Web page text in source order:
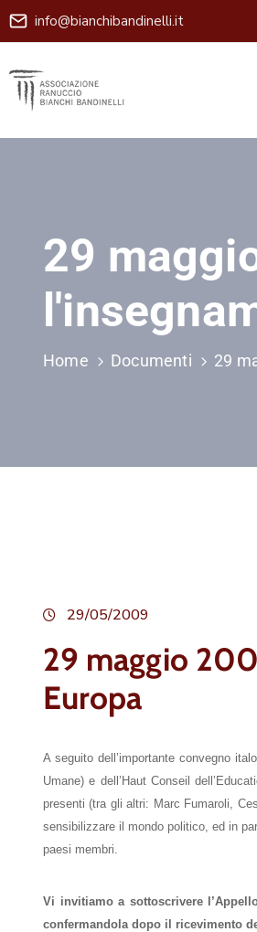
info@bianchibandinelli.it
29
Home Documenti 29
29/05/2009
29 maggio
Europa
A seguito dell’importante convegno
Umane) e dell’Haut Conseil
presenti (tra gli altri: Marc Fumaroli,
sensibilizzare il mondo politico, ed in
paesi membri.
Vi invitiamoa sottoscrivere
confermandola dopo il ricevimento